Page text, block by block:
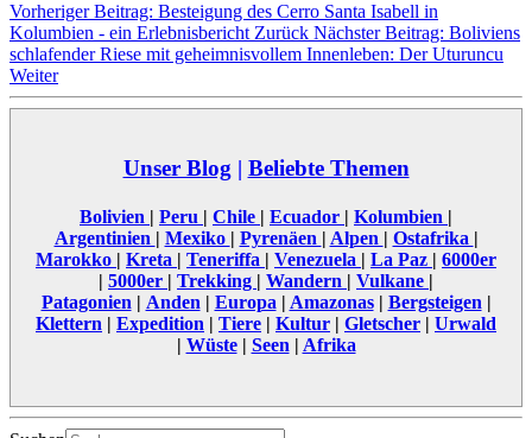
Vorheriger Beitrag: Besteigung des Cerro Santa Isabell in
Kolumbien - ein ErlebnisberichtZurück Nächster Beitrag: Boliviens
schlafender Riese mit geheimnisvollem Innenleben: Der Uturuncu
Weiter
Unser Blog | Beliebte Themen
Bolivien | Peru | Chile | Ecuador | Kolumbien |
Argentinien | Mexiko | Pyrenäen | Alpen | Ostafrika |
Marokko | Kreta | Teneriffa | Venezuela | La Paz | 6000er
| 5000er | Trekking | Wandern | Vulkane |
Patagonien | Anden | Europa | Amazonas| Bergsteigen |
Klettern | Expedition | Tiere | Kultur | Gletscher | Urwald
| Wüste| Seen | Afrika